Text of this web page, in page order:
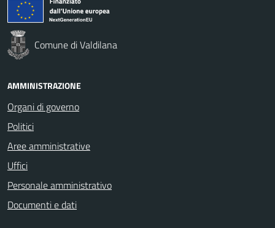
Comune di Valdilana
AMMINISTRAZIONE
Organi di governo
Politici
Aree amministrative
Uffici
Personale amministrativo
Documenti e dati